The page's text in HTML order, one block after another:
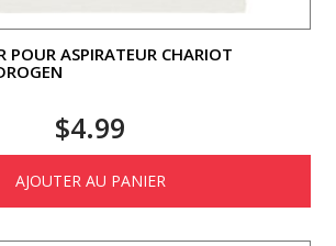
POUR ASPIRATEUR CHARIOT
$4.99
AJOUTER AU PANIER